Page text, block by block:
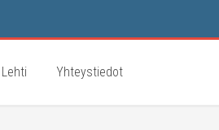
Lehti Yhteystiedot